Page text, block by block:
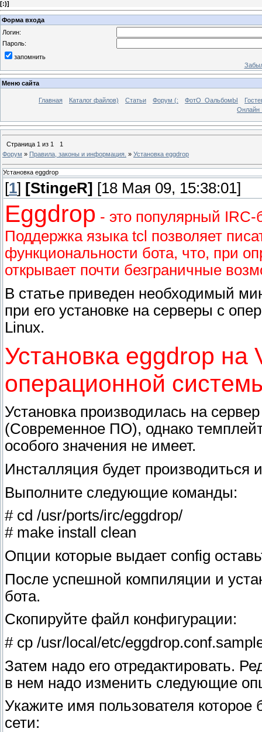
[:)]
Форма входа
Логин:
Пароль:
запомнить
Меню сайта
Главная Каталог файлов) Статьи Форум (: ФотО_ОальбомЫ
Онлайн
Страница 1 из 1
1
Форум » Правила, законы и информация. » Установка eggdrop
Установка eggdrop
[1] [StingeR] [18 Мая 09, 15:38:01]
Eggdrop - это популярный
Поддержка языка tcl позволяет
функциональности бота, что, при
открывает почти безграничные
В статье приведен необходимый
при его установке на серверы с
Linux.
Установка eggdrop на
операционной
Установка производилась на
(Современное ПО), однако
особого значения не имеет.
Инсталляция будет производиться
Выполните следующие команды:
# cd /usr/ports/irc/eggdrop/
# make install clean
Опции которые выдает config
После успешной компиляции и
бота.
Скопируйте файл конфигурации:
# cp /usr/local/etc/
Затем надо его отредактировать.
в нем надо изменить следующие
Укажите имя пользователя которое
сети: